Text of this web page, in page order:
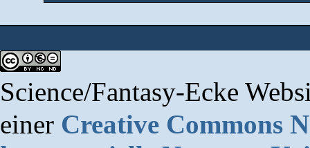
Science/Fantasy-Ecke
einer Creative Commons